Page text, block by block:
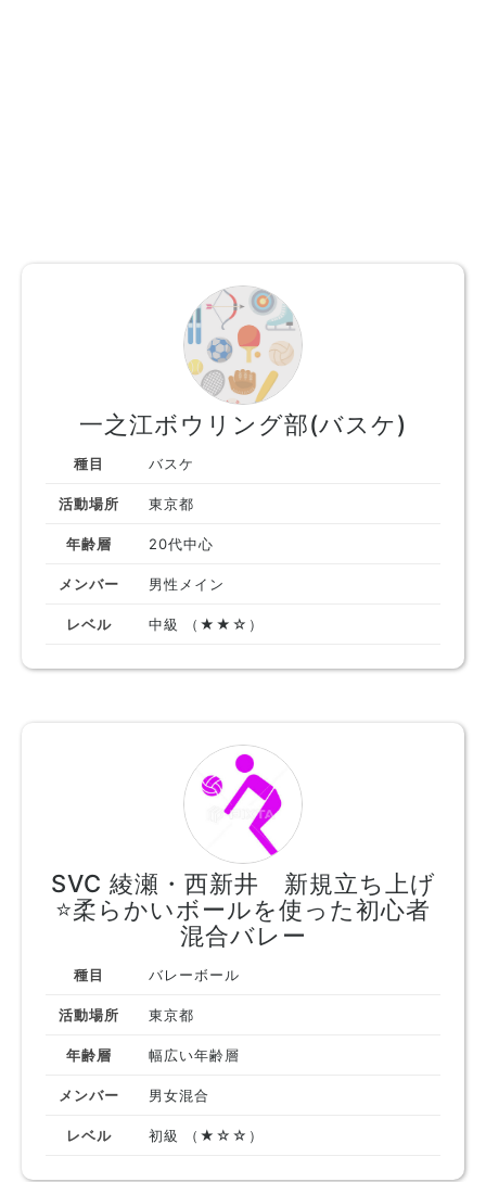
一之江ボウリング部(バスケ)
種目 バスケ
活動場所 東京都
年齢層 20代中心
メンバー 男性メイン
レベル 中級 （★★☆）
SVC 綾瀬・西新井 新規立ち上げ
⭐️柔らかいボールを使った初心者
混合バレー
種目 バレーボール
活動場所 東京都
年齢層 幅広い年齢層
メンバー 男女混合
レベル 初級 （★☆☆）